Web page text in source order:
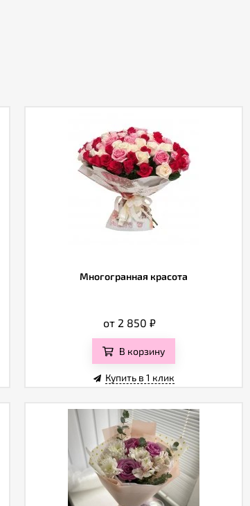
Многогранная красота
от 2 850 ₽
В корзину
Купить в 1 клик